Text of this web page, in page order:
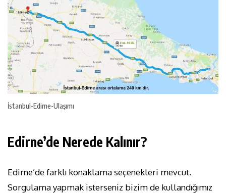
İstanbul-Edirne-Ulaşımı
Edirne’de Nerede Kalınır?
Edirne’de farklı konaklama seçenekleri mevcut.
Sorgulama yapmak isterseniz bizim de kullandığımız